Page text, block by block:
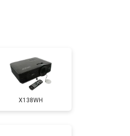
Заказать
Заказать
X138WH